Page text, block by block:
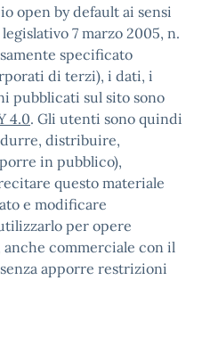
open by default ai sensi
7 marzo 2005, n.
specificato
di terzi), i dati, i
pubblicati sul sito sono
4.0. Gli utenti sono quindi
distribuire,
in pubblico),
questo materiale
e modificare
per opere
commerciale con il
apporre restrizioni